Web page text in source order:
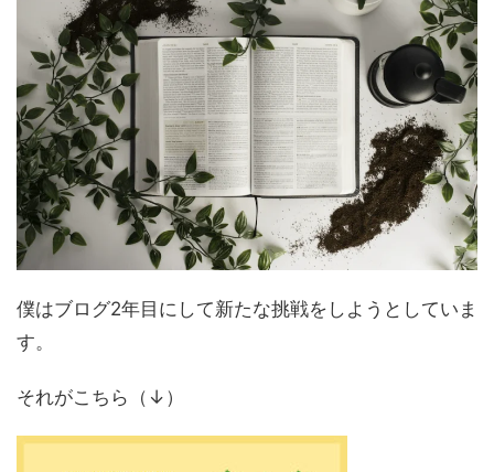
僕はブログ2年目にして新たな挑戦をしようとしていま
す。
それがこちら（↓）